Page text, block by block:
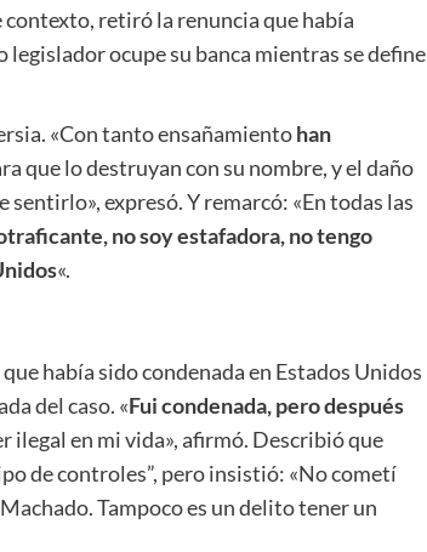
contexto, retiró la renuncia que había
ocupe su banca mientras se define
«Con tanto ensañamientohan
que lo destruyan con su nombre, y el daño
expresó. Y remarcó: «En todas las
no soy estafadora, no tengo
«.
había sido condenada en Estados Unidos
del caso. «Fui condenada, pero después
ilegal en mi vida», afirmó. Describió que
de controles”, pero insistió: «No cometí
Tampoco es un delito tener un